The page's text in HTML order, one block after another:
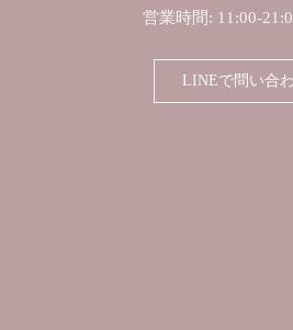
営業時間: 11:00-
LINEで問い合